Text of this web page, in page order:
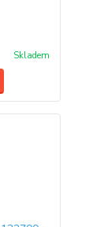
Skladem